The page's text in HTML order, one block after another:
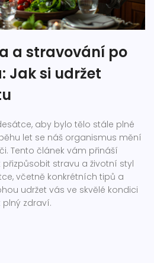
a stravování po
Jak si udržet
aby bylo tělo stále plné
let se náš organismus mění
Tento článek vám přináší
stravu a životní styl
včetně konkrétních tipů a
udržet vás ve skvělé kondici
plný zdraví.